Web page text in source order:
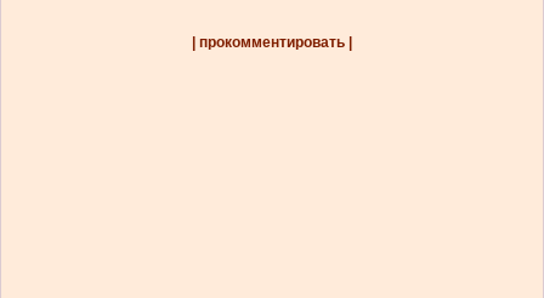
| прокомментировать |